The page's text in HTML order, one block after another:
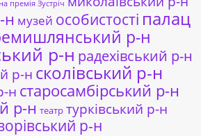
премія Зустріч
н музей особистості палац
р-н
р-н радехівський р-н
р-н сколівський р-н
н старосамбірський р-н
р-н театр турківський р-н
р-н